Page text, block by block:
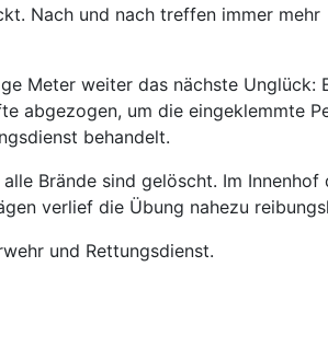
Nach und nach treffen immer mehr
Meter weiter das nächste Unglück:
abgezogen, um die eingeklemmte
behandelt.
Brände sind gelöscht. Im Innenhof
verlief die Übung nahezu
und Rettungsdienst.